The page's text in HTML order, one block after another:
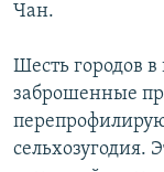
Чан.
Шесть городов
заброшенные
сельхозугодия.